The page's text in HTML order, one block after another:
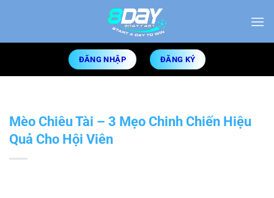
ĐĂNG NHẬP ĐĂNG KÝ
Mèo Chiêu Tài – 3 Mẹo Chinh Chiến Hiệu
Quả Cho Hội Viên